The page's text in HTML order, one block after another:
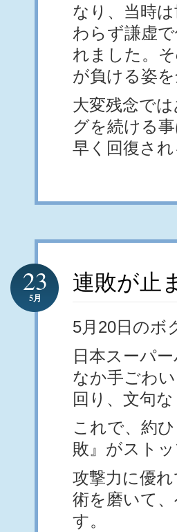
なり、当時
わらず謙虚
れました。
が負ける姿
大変残念で
グを続ける
早く回復さ
連敗が止
23
5月
5月20日のボ
日本スーパ
なか手ごわ
回り、文句
これで、約
敗』がストッ
攻撃力に優
術を磨いて
す。